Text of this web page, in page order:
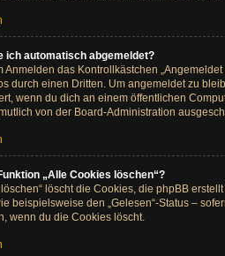
ich automatisch abgemeldet?
Anmelden das Kontrollkästchen
durch einen Dritten. Um angemeldet zu
wenn du dich an einem öffentlichen
von der Board-Administration
„Alle Cookies löschen“?
löscht die Cookies, die phpBB
beispielsweise den „Gelesen“-Status –
wenn du die Cookies löscht.